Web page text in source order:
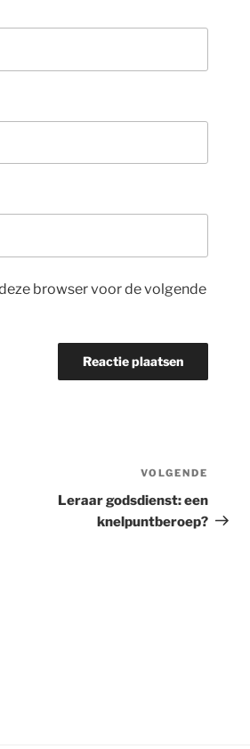
browser voor de volgende
bericht
VOLGENDE
Leraar godsdienst: een
knelpuntberoep?